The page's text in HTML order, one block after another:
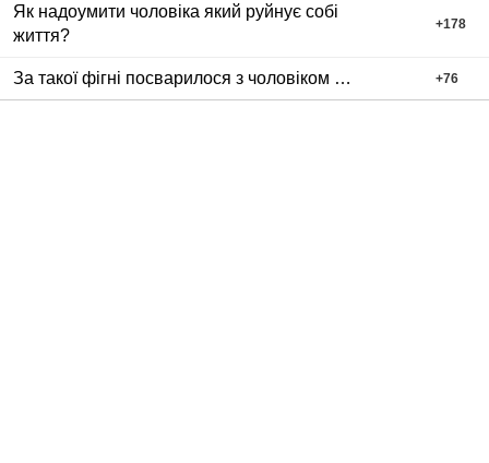
Як надоумити чоловіка який руйнує собі
життя?
+178
За такої фігні посварилося з чоловіком … +76